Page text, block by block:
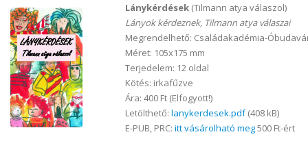
Lánykérdések (Tilmann atya válaszol)
Lányok kérdeznek, Tilmann atya válaszai
Megrendelhető: Családakadémia-
Méret: 105x175 mm
Terjedelem: 12 oldal
Kötés: irkafűzve
Ára: 400 Ft (Elfogyott!)
Letölthető: lanykerdesek.pdf(408 kB)
E-PUB, PRC: itt vásárolható meg500 Ft-ért